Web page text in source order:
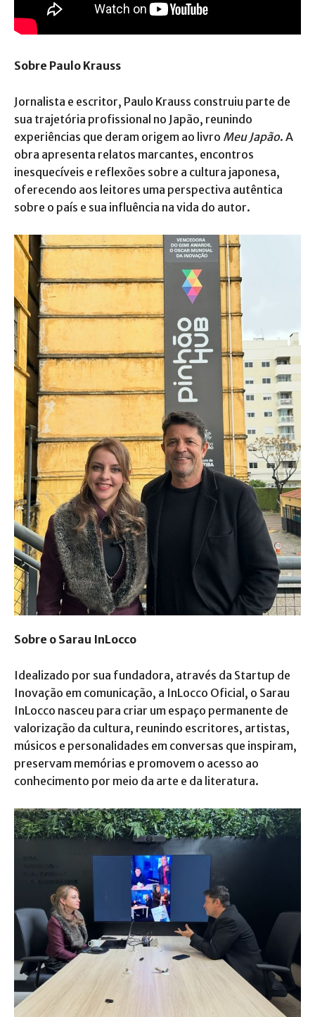
Sobre Paulo Krauss
Jornalista e escritor, Paulo Krauss construiu parte de
sua trajetória profissional no Japão, reunindo
experiências que deram origem ao livro Meu Japão. A
obra apresenta relatos marcantes, encontros
inesquecíveis e reflexões sobre a cultura japonesa,
oferecendo aos leitores uma perspectiva autêntica
sobre o país e sua influência na vida do autor.
Sobre o Sarau InLocco
Idealizado por sua fundadora, através da Startup de
Inovação em comunicação, a InLocco Oficial, o Sarau
InLocco nasceu para criar um espaço permanente de
valorização da cultura, reunindo escritores, artistas,
músicos e personalidades em conversas que inspiram,
preservam memórias e promovem o acesso ao
conhecimento por meio da arte e da literatura.